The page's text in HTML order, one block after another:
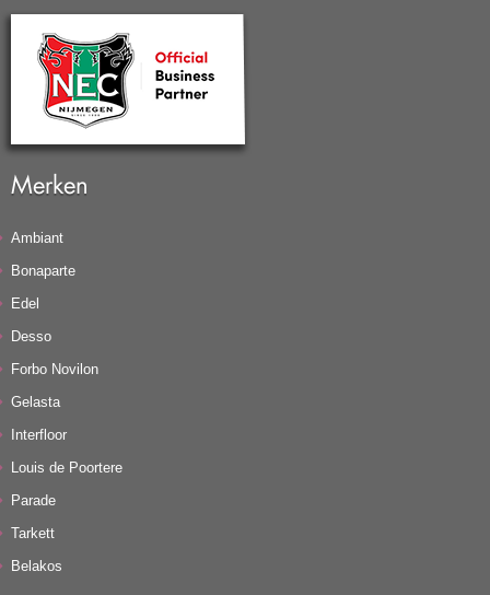
Merken
Ambiant
Bonaparte
Edel
Desso
Forbo Novilon
Gelasta
Interfloor
Louis de Poortere
Parade
Tarkett
Belakos